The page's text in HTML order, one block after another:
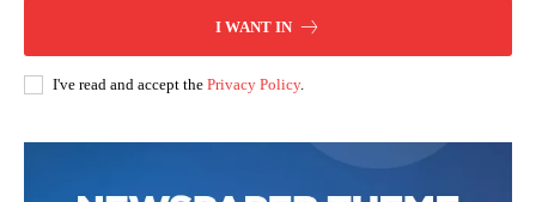
I WANT IN
I've read and accept the Privacy Policy.